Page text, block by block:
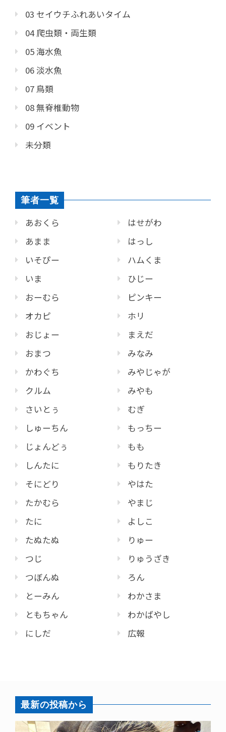
03 セイウチふれあいタイム
04 爬虫類・両生類
05 海水魚
06 淡水魚
07 鳥類
08 無脊椎動物
09 イベント
未分類
筆者一覧
あおくら
あまま
いそぴー
いま
おーむら
オカピ
おじょー
おまつ
かわぐち
クルム
さいとぅ
しゅーちん
じょんどぅ
しんたに
そにどり
たかむら
たに
たぬたぬ
つじ
つぼんぬ
とーみん
ともちゃん
にしだ
はせがわ
はっし
ハムくま
ひじー
ピンキー
ホリ
まえだ
みなみ
みやじゃが
みやも
むぎ
もっちー
もも
もりたき
やはた
やまじ
よしこ
りゅー
りゅうざき
ろん
わかさま
わかばやし
広報
最新の投稿から